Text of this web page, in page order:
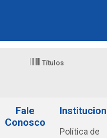
Títulos
Fale
Conosco
Política de